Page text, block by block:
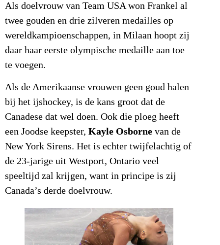
Als doelvrouw van Team USA won Frankel al
twee gouden en drie zilveren medailles op
wereldkampioenschappen, in Milaan hoopt zij
daar haar eerste olympische medaille aan toe
te voegen.
Als de Amerikaanse vrouwen geen goud halen
bij het ijshockey, is de kans groot dat de
Canadese dat wel doen. Ook die ploeg heeft
een Joodse keepster, Kayle Osborne van de
New York Sirens. Het is echter twijfelachtig of
de 23-jarige uit Westport, Ontario veel
speeltijd zal krijgen, want in principe is zij
Canada’s derde doelvrouw.